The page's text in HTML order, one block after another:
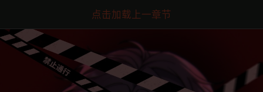
点击加载上一章节